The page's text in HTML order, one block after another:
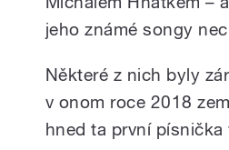
jeho známé songy
Některé z nich byly
v onom roce 2018
hned ta první